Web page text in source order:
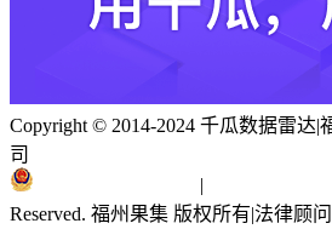
Copyright © 2014-2024 千瓜数据雷达|
司
|
Reserved. 福州果集 版权所有|法律顾